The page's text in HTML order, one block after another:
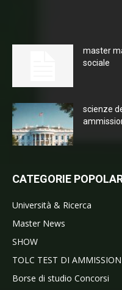
master
sociale
scienze
CATEGORIE
Università & Ricerca
Master News
SHOW
TOLC TEST DI
Borse di studio Concorsi